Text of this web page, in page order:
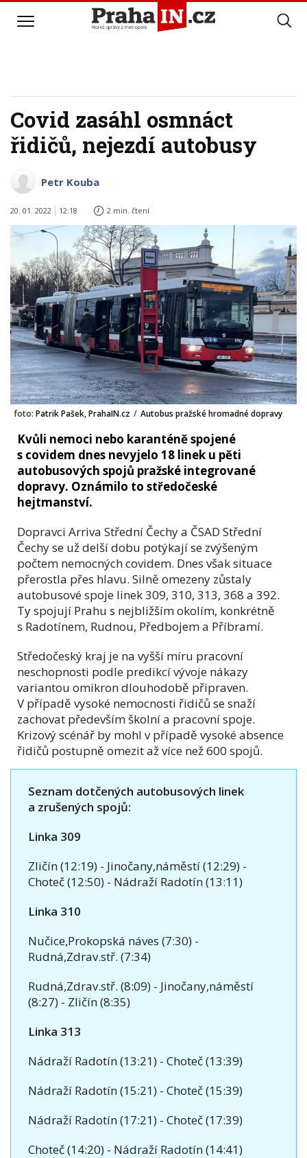
Covid zasáhl osmnáct
řidičů, nejezdí autobusy
Petr Kouba
20. 01. 2022 12:18 2 min. čtení
foto: Patrik Pašek, PrahaIN.cz / Autobus pražské hromadné dopravy
Kvůli nemoci nebo karanténě spojené
s covidem dnes nevyjelo 18 linek u pěti
autobusových spojů pražské integrované
dopravy. Oznámilo to středočeské
hejtmanství.
Dopravci Arriva Střední Čechy a ČSAD Střední
Čechy se už delší dobu potýkají se zvýšeným
počtem nemocných covidem. Dnes však situace
přerostla přes hlavu. Silně omezeny zůstaly
autobusové spoje linek 309, 310, 313, 368 a 392.
Ty spojují Prahu s nejbližším okolím, konkrétně
s Radotínem, Rudnou, Předbojem a Příbramí.
Středočeský kraj je na vyšší míru pracovní
neschopnosti podle predikcí vývoje nákazy
variantou omikron dlouhodobě připraven.
V případě vysoké nemocnosti řidičů se snaží
zachovat především školní a pracovní spoje.
Krizový scénář by mohl v případě vysoké absence
řidičů postupně omezit až více než 600 spojů.
Seznam dotčených autobusových linek
a zrušených spojů:
Linka 309
Zličín (12:19) - Jinočany,náměstí (12:29) -
Choteč (12:50) - Nádraží Radotín (13:11)
Linka 310
Nučice,Prokopská náves (7:30) -
Rudná,Zdrav.stř. (7:34)
Rudná,Zdrav.stř. (8:09) - Jinočany,náměstí
(8:27) - Zličín (8:35)
Linka 313
Nádraží Radotín (13:21) - Choteč (13:39)
Nádraží Radotín (15:21) - Choteč (15:39)
Nádraží Radotín (17:21) - Choteč (17:39)
Choteč (14:20) - Nádraží Radotín (14:41)